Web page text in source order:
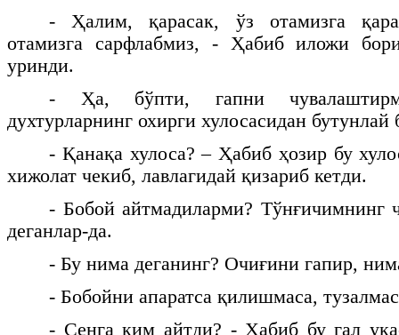
- Ҳалим, қарасак, ўз отамизга
отамизга сарфлабмиз, - Ҳабиб иложи
уринди.
- Ҳа, бўпти, гапни
духтурларнинг охирги хулосасидан бутунлай
- Қанақа хулоса? – Ҳабиб ҳозир бу
хижолат чекиб, лавлагидай қизариб кетди.
- Бобой айтмадиларми? Тўнғичимнинг
деганлар-да.
- Бу нима деганинг? Очиғини гапир,
- Бобойни апаратса қилишмаса,
- Сенга ким айтди? - Ҳабиб бу гал